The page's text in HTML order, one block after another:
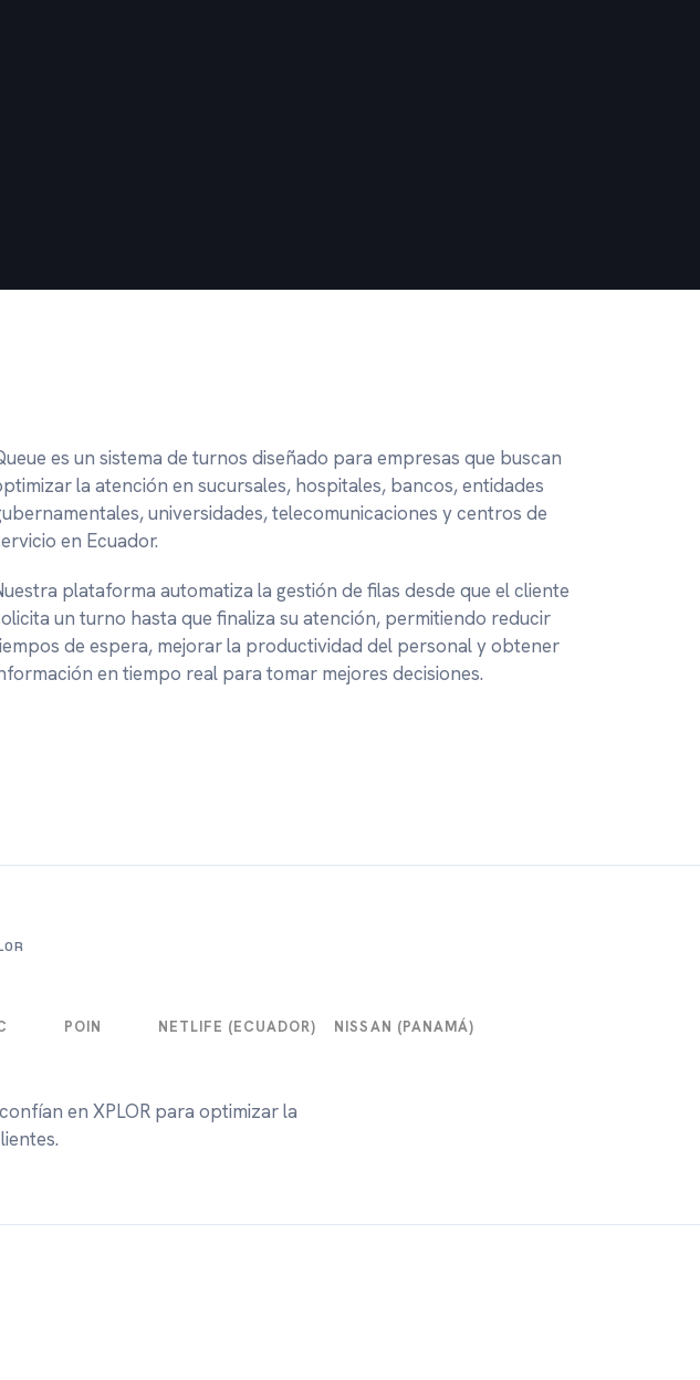
es un sistema de turnos diseñado para empresas que buscan
la atención en sucursales, hospitales, bancos, entidades
universidades, telecomunicaciones y centros de
en Ecuador.
plataforma automatiza la gestión de filas desde que el cliente
un turno hasta que finaliza su atención, permitiendo reducir
de espera, mejorar la productividad del personal y obtener
en tiempo real para tomar mejores decisiones.
POIN NETLIFE (ECUADOR) NISSAN (PANAMÁ)
en XPLOR para optimizar la